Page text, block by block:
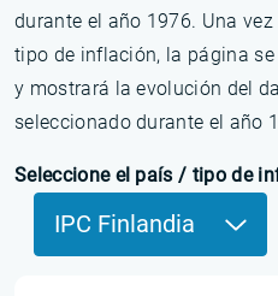
durante el año 1976. Una
tipo de inflación, la página
y mostrará la evolución del
seleccionado durante el año
Seleccione el país / tipo de
IPC Finlandia